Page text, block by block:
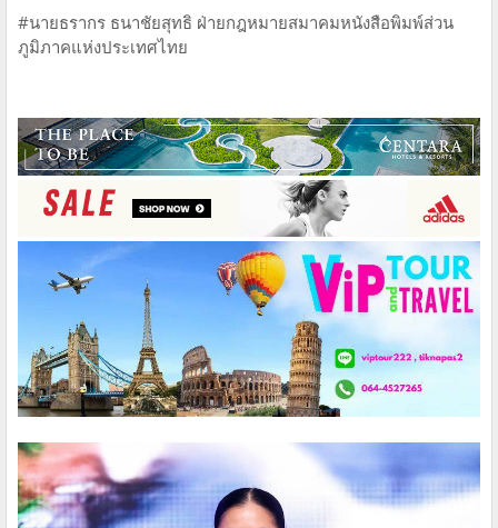
#นายธรากร ธนาชัยสุทธิ ฝ่ายกฎหมายสมาคมหนังสือพิมพ์ส่วน
ภูมิภาคแห่งประเทศไทย